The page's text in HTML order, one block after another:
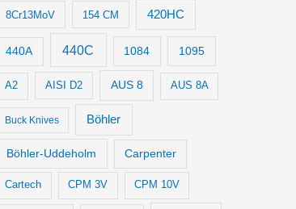
8Cr13MoV 154 CM 420HC
440A 440C 1084 1095
A2 AISI D2 AUS 8 AUS 8A
Buck Knives Böhler
Böhler-Uddeholm Carpenter
Cartech CPM 3V CPM 10V